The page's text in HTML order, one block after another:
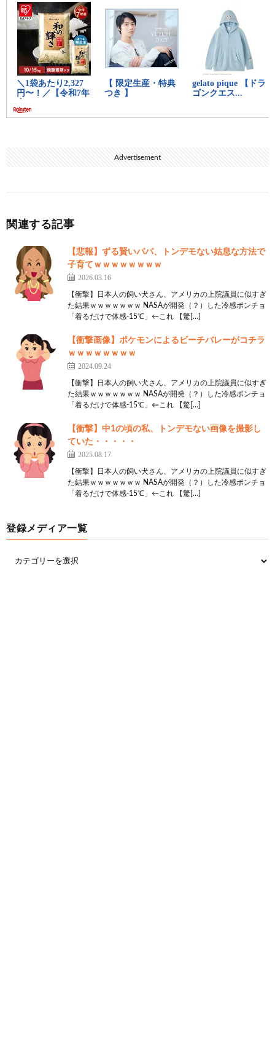
Advertisement
関連する記事
【悲報】ずる賢いパパ、トンデモない姑息な方法で
子育てｗｗｗｗｗｗｗｗ
2026.03.16
【衝撃】日本人の飼い犬さん、アメリカの上院議員に似すぎ
た結果ｗｗｗｗｗｗｗ NASAが開発（？）した冷感ポンチョ
「着るだけで体感-15℃」←これ 【驚[…]
【衝撃画像】ポケモンによるビーチバレーがコチラ
ｗｗｗｗｗｗｗｗ
2024.09.24
【衝撃】日本人の飼い犬さん、アメリカの上院議員に似すぎ
た結果ｗｗｗｗｗｗｗ NASAが開発（？）した冷感ポンチョ
「着るだけで体感-15℃」←これ 【驚[…]
【衝撃】中1の頃の私、トンデモない画像を撮影し
ていた・・・・・
2025.08.17
【衝撃】日本人の飼い犬さん、アメリカの上院議員に似すぎ
た結果ｗｗｗｗｗｗｗ NASAが開発（？）した冷感ポンチョ
「着るだけで体感-15℃」←これ 【驚[…]
登録メディア一覧